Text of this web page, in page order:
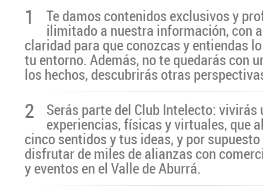
1 Te damos contenidos exclusivos y
ilimitado a nuestra información, con
claridad para que conozcas y entiendas
tu entorno. Además, no te quedarás con
los hechos, descubrirás otras
2 Serás parte del Club Intelecto: vivirás
experiencias, físicas y virtuales, que
cinco sentidos y tus ideas, y por
disfrutar de miles de alianzas con
y eventos en el Valle de Aburrá.